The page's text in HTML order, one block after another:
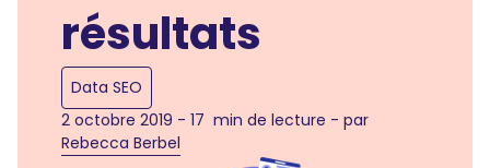
résultats
Data SEO
2 octobre 2019 - 17 min de lecture - par
Rebecca Berbel